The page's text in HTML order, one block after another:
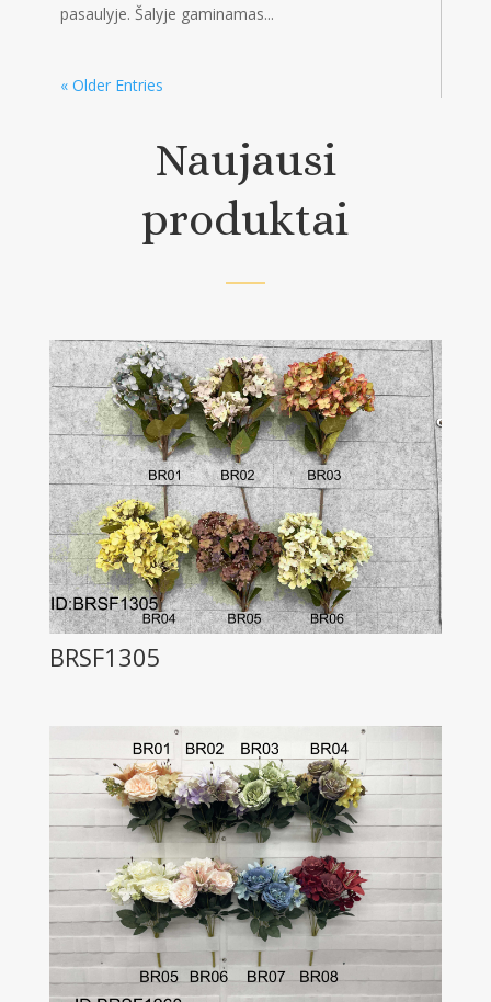
pasaulyje. Šalyje gaminamas...
« Older Entries
Naujausi
produktai
BRSF1305